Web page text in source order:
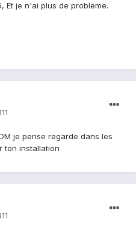
Et je n'ai plus de probleme.
je pense regarde dans les
ton installation